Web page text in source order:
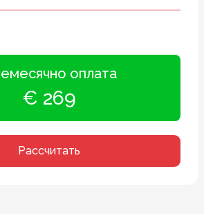
оплата
€ 269
Рассчитать